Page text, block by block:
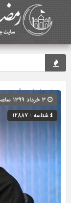
صفحه اصلی» گروه »
شناسه : 12887